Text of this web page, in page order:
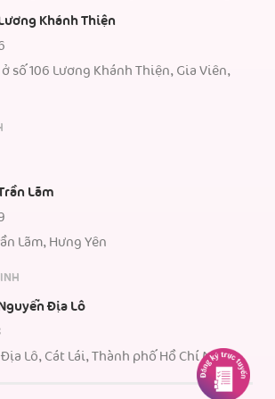
Khánh Thiện
ở số 106 Lương Khánh Thiện, Gia Viên,
Lãm
Lãm, Hưng Yên
Địa Lô
Lô, Cát Lái, Thành phố Hồ Chí Minh.